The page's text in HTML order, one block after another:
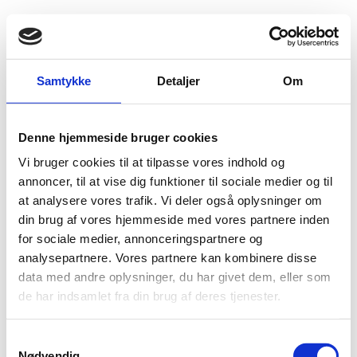
Samtykke Detaljer Om
Denne hjemmeside bruger cookies
Vi bruger cookies til at tilpasse vores indhold og
annoncer, til at vise dig funktioner til sociale medier og til
at analysere vores trafik. Vi deler også oplysninger om
din brug af vores hjemmeside med vores partnere inden
for sociale medier, annonceringspartnere og
analysepartnere. Vores partnere kan kombinere disse
data med andre oplysninger, du har givet dem, eller som
de har indsamlet fra din brug af deres tjenester.
Gå til forsiden Fold søgefelt ud
Menu
Flygtningenævnet
Baggrundsmateriale
Bombs in Baghdad and northern Iraq kill 40
10.08.2009 Bilag 434 Radio Free Europe/Radio Liberty (RFE/RL)
Irak (I)
Indeholder oplysninger omcivile tabefter detonering af
bilbomberogvejsidebomber, efter at de
amerikanske styrkertrak sig ud af de irakiske byer
ultimo juni 2009, herunder oplysninger om, atAl-Qaidaog
andreoprørsgrupperformodes at stå bag angrebene.
Desuden oplysninger om konflikten mellemkurdereog